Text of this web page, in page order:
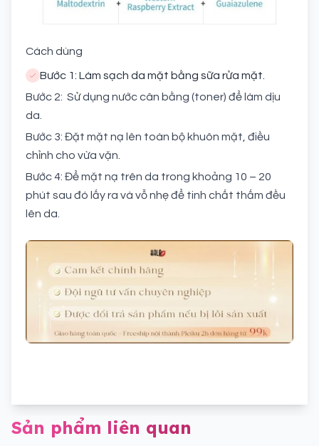
Cách dùng
Bước 1: Làm sạch da mặt bằng sữa rửa mặt.
Bước 2: Sử dụng nước cân bằng (toner) để làm dịu
da.
Bước 3: Đặt mặt nạ lên toàn bộ khuôn mặt, điều
chỉnh cho vừa vặn.
Bước 4: Để mặt nạ trên da trong khoảng 10 – 20
phút sau đó lấy ra và vỗ nhẹ để tinh chất thấm đều
lên da.
Sản phẩm liên quan